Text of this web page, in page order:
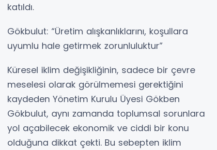
katıldı.
Gökbulut: “Üretim alışkanlıklarını, koşullara
uyumlu hale getirmek zorunluluktur”
Küresel iklim değişikliğinin, sadece bir çevre
meselesi olarak görülmemesi gerektiğini
kaydeden Yönetim Kurulu Üyesi Gökben
Gökbulut, aynı zamanda toplumsal sorunlara
yol açabilecek ekonomik ve ciddi bir konu
olduğuna dikkat çekti. Bu sebepten iklim